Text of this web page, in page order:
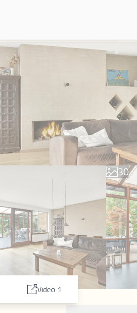
1
2
3
4
5
6
7
8
9
0
1
2
3
4
5
6
7
8
Video 1